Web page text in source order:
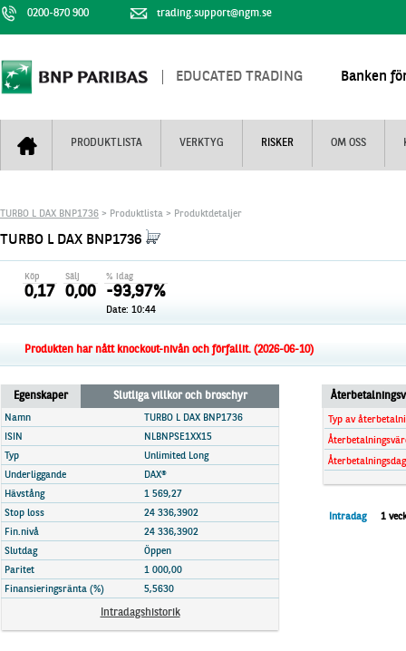
0200-870 900 trading.support@ngm.se
EDUCATED TRADING Banken
PRODUKTLISTA VERKTYG RISKER OM OSS
Mini Futures
Unlimited Turbos
Stoppade & förfallna produkter
Nyhestbrev+
Realtidskurser
Kunskapscentra+
Marknadsöversikt
Finansiell information
TURBO L DAX BNP1736 > Produktlista > Produktdetaljer
TURBO L DAX BNP1736
Köp
0,17
Sälj
0,00
% idag
-93,97%
Date: 10:44
Produkten har nått knockout-nivån och förfallit. (2026-06-10)
Egenskaper Slutliga villkor och broschyr
Namn
TURBO L DAX BNP1736
ISIN
NLBNPSE1XX15
Typ
Unlimited Long
Underliggande
DAX®
Hävstång
1 569,27
Stop loss
24 336,3902
Fin.nivå
24 336,3902
Slutdag
Öppen
Paritet
1 000,00
Finansieringsränta (%)
5,5630
Intradagshistorik
Typ av
Återbetalningsdag
Intradag 1